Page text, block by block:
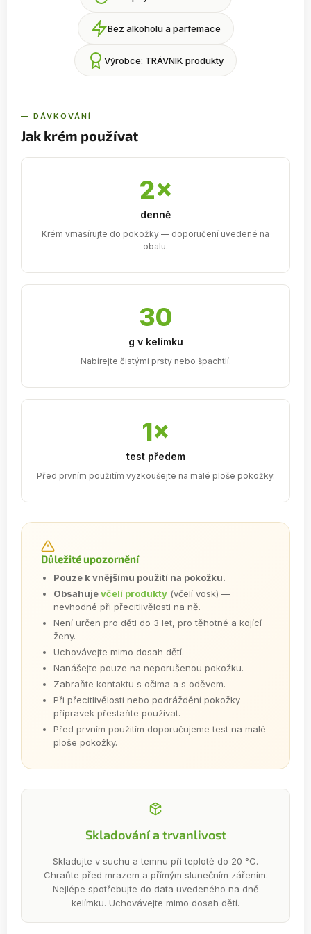
Bez alkoholu a parfemace
Výrobce: TRÁVNIK produkty
— DÁVKOVÁNÍ
Jak krém používat
2×
denně
Krém vmasírujte do pokožky — doporučení uvedené na
obalu.
30
g v kelímku
Nabírejte čistými prsty nebo špachtlí.
1×
test předem
Před prvním použitím vyzkoušejte na malé ploše pokožky.
Důležité upozornění
Pouze k vnějšímu použití na pokožku.
Obsahujevčelí produkty (včelí vosk) —
nevhodné při přecitlivělosti na ně.
Není určen pro děti do 3 let, pro těhotné a kojící
ženy.
Uchovávejte mimo dosah dětí.
Nanášejte pouze na neporušenou pokožku.
Zabraňte kontaktu s očima a s oděvem.
Při přecitlivělosti nebo podráždění pokožky
přípravek přestaňte používat.
Před prvním použitím doporučujeme test na malé
ploše pokožky.
Skladování a trvanlivost
Skladujte v suchu a temnu při teplotě do 20 °C.
Chraňte před mrazem a přímým slunečním zářením.
Nejlépe spotřebujte do data uvedeného na dně
kelímku. Uchovávejte mimo dosah dětí.